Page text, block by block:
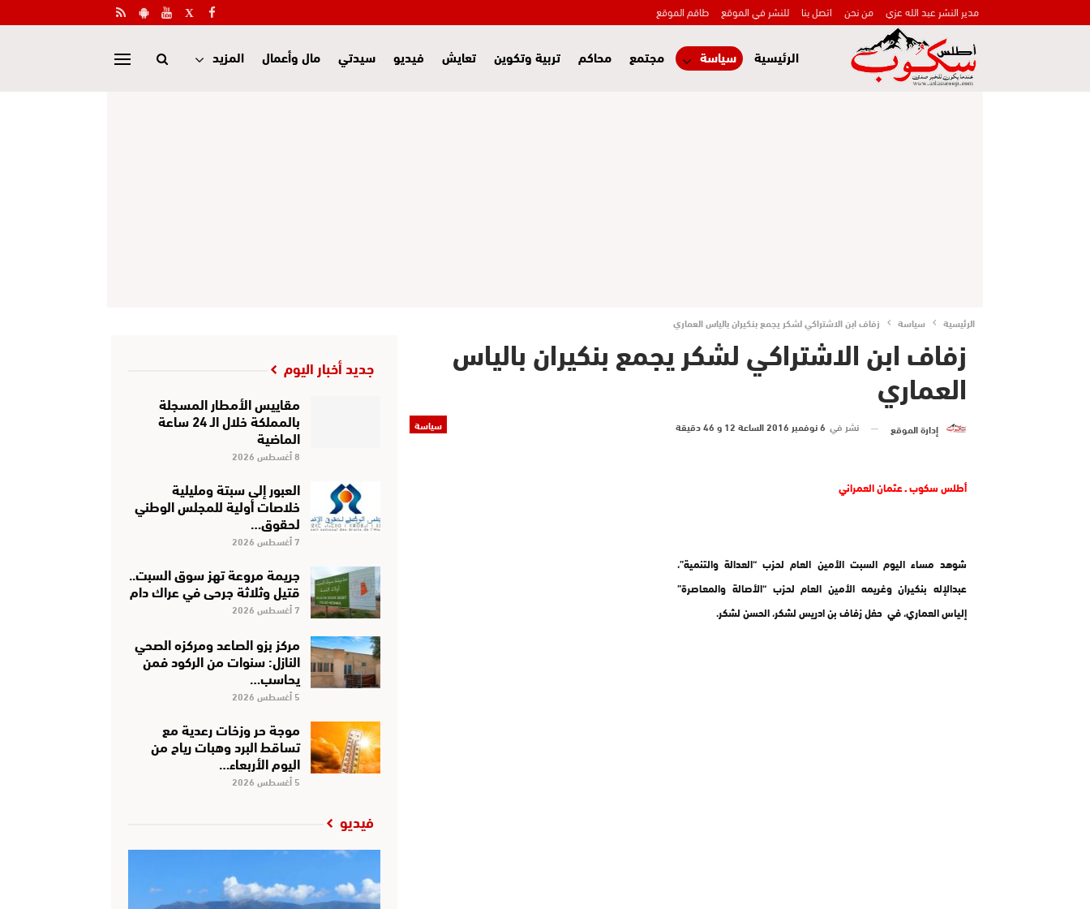
مدير النشر عبد الله عزي من نحن اتصل بنا للنشر في الموقع طاقم الموقع
الرئيسية سياسة مجتمع محاكم تربية وتكوين تعايش فيديو سيدتي مال وأعمال المزيد
الرئيسية سياسة زفاف ابن الاشتراكي لشكر يجمع بنكيران بالياس العماري
زفاف ابن الاشتراكي لشكر يجمع بنكيران بالياس
العماري
سياسة إدارة الموقع نشر في 6 نوفمبر 2016 الساعة 12 و 46 دقيقة
أطلس سكوب ـ عثمان العمراني
شوهد مساء اليوم السبت الأمين العام لحزب “العدالة والتنمية”،
عبدالإله بنكيران وغريمه الأمين العام لحزب “الأصالة والمعاصرة”
إلياس العماري، في حفل زفاف بن ادريس لشكر، الحسن لشكر.
جديد أخبار اليوم
مقاييس الأمطار المسجلة
بالمملكة خلال الـ 24 ساعة
الماضية
8 أغسطس 2026
العبور إلى سبتة ومليلية
خلاصات أولية للمجلس الوطني
لحقوق…
7 أغسطس 2026
جريمة مروعة تهز سوق السبت..
قتيل وثلاثة جرحى في عراك دام
7 أغسطس 2026
مركز بزو الصاعد ومركزه الصحي
النازل: سنوات من الركود فمن
يحاسب…
5 أغسطس 2026
موجة حر وزخات رعدية مع
تساقط البرد وهبات رياح من
اليوم الأربعاء…
5 أغسطس 2026
فيديو